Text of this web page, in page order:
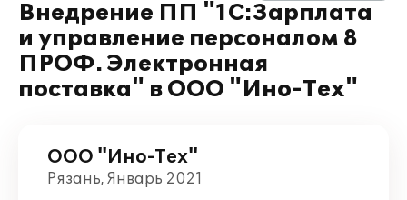
Внедрение ПП "1С:Зарплата
и управление персоналом 8
ПРОФ. Электронная
поставка" в ООО "Ино-Тех"
ООО "Ино-Тех"
Рязань, Январь 2021